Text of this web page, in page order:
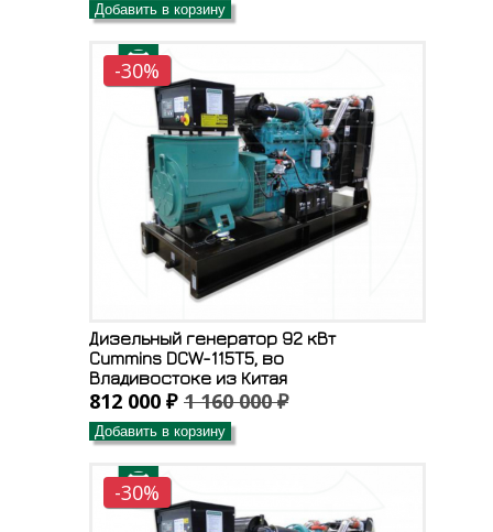
Добавить в корзину
-30%
Дизельный генератор 92 кВт
Cummins DCW-115T5, во
Владивостоке из Китая
812 000 ₽ 1 160 000 ₽
Добавить в корзину
-30%